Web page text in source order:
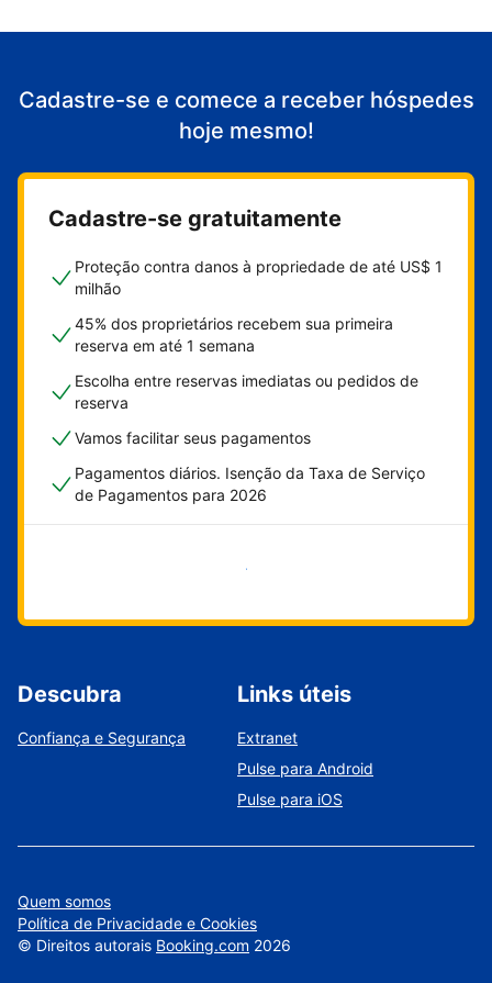
Cadastre-se e comece a receber hóspedes
hoje mesmo!
Cadastre-se gratuitamente
Proteção contra danos à propriedade de até US$ 1
milhão
45% dos proprietários recebem sua primeira
reserva em até 1 semana
Escolha entre reservas imediatas ou pedidos de
reserva
Vamos facilitar seus pagamentos
Pagamentos diários. Isenção da Taxa de Serviço
de Pagamentos para 2026
Comece agora
Descubra
Confiança e Segurança
Links úteis
Extranet
Pulse para Android
Pulse para iOS
Quem somos
Política de Privacidade e Cookies
© Direitos autorais Booking.com 2026